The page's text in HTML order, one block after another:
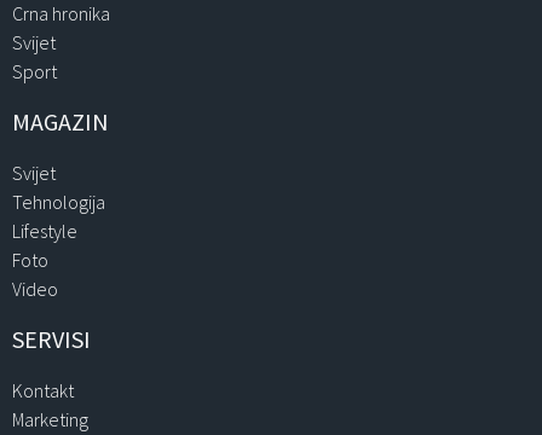
Crna hronika
Svijet
Sport
MAGAZIN
Svijet
Tehnologija
Lifestyle
Foto
Video
SERVISI
Kontakt
Marketing